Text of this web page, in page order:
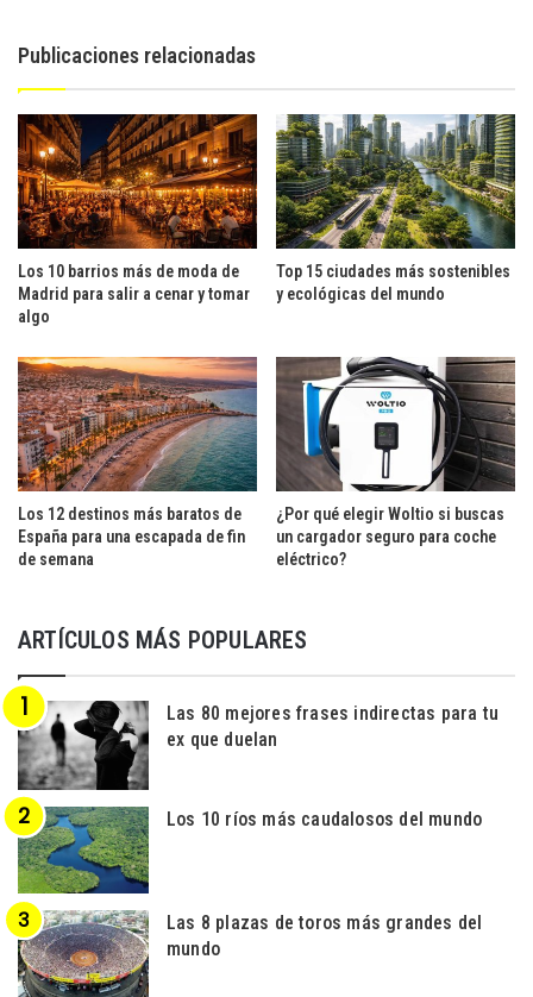
Publicaciones relacionadas
Los 10 barrios más de moda de
Madrid para salir a cenar y tomar
algo
Top 15 ciudades más sostenibles
y ecológicas del mundo
Los 12 destinos más baratos de
España para una escapada de fin
de semana
¿Por qué elegir Woltio si buscas
un cargador seguro para coche
eléctrico?
ARTÍCULOS MÁS POPULARES
Las 80 mejores frases indirectas para tu
ex que duelan
Los 10 ríos más caudalosos del mundo
Las 8 plazas de toros más grandes del
mundo